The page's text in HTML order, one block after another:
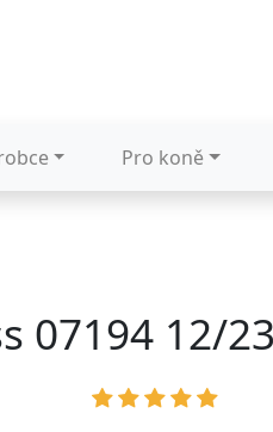
Pro koně
07194 12/